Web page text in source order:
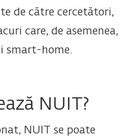
de către cercetători,
care, de asemenea,
smart-home.
NUIT?
NUIT se poate